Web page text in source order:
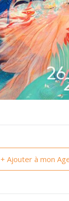
+ Ajouter à mon